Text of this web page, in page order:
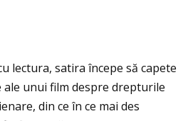
lectura, satira începe să capete
unui film despre drepturile
din ce în ce mai des